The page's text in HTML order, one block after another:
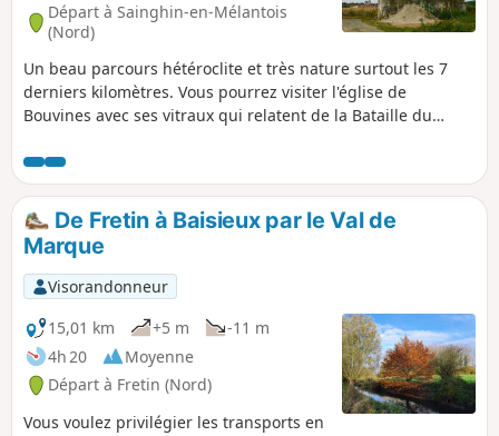
Départ à Sainghin-en-Mélantois
(Nord)
Un beau parcours hétéroclite et très nature surtout les 7
derniers kilomètres. Vous pourrez visiter l'église de
Bouvines avec ses vitraux qui relatent de la Bataille du
France. Rien de moins !
De Fretin à Baisieux par le Val de
Marque
Visorandonneur
15,01 km
+5 m
-11 m
4h 20
Moyenne
Départ à Fretin (Nord)
Vous voulez privilégier les transports en